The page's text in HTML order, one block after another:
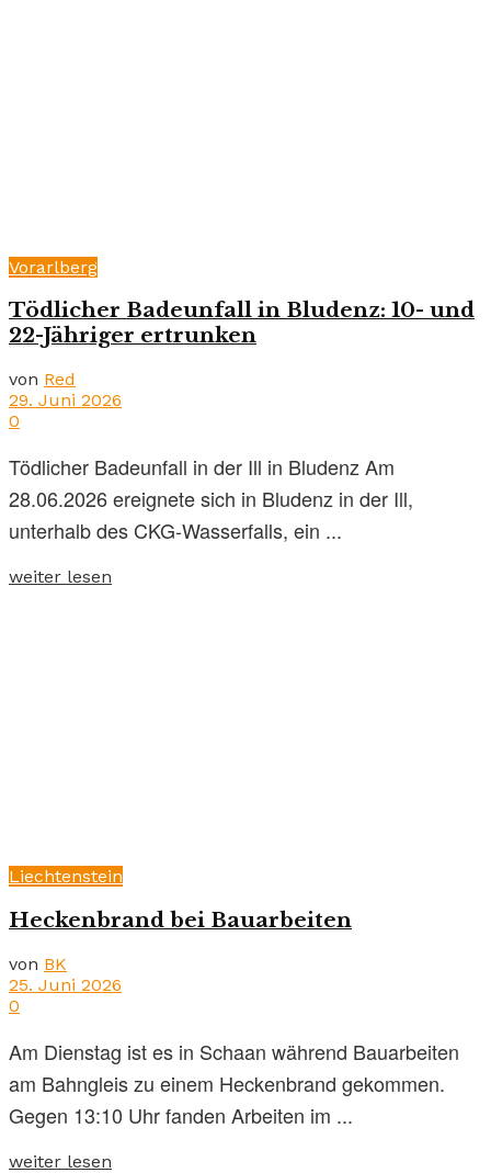
Vorarlberg
Tödlicher Badeunfall in Bludenz: 10- und
22-Jähriger ertrunken
von Red
29. Juni 2026
0
Tödlicher Badeunfall in der Ill in Bludenz Am
28.06.2026 ereignete sich in Bludenz in der Ill,
unterhalb des CKG-Wasserfalls, ein ...
weiter lesen
Liechtenstein
Heckenbrand bei Bauarbeiten
von BK
25. Juni 2026
0
Am Dienstag ist es in Schaan während Bauarbeiten
am Bahngleis zu einem Heckenbrand gekommen.
Gegen 13:10 Uhr fanden Arbeiten im ...
weiter lesen